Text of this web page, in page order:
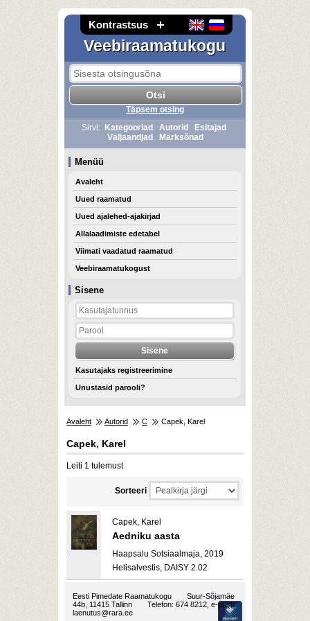
Kontrastsus
Veebiraamatukogu
Sisene
Kasutajaks registreerimine
Unustasid parooli?
Täpsem otsing
Sirvi:
Kategooriad Autorid
Esitajad
Väljaandjad
Märksõnad
Menüü
Avaleht
Uued raamatud
Uued ajalehed-ajakirjad
Allalaadimiste edetabel
Viimati vaadatud raamatud
Veebiraamatukogust
Avaleht Autorid C Capek, Karel
Capek, Karel
Leiti 1 tulemust
Sorteeri
Capek, Karel
Aedniku aasta
Haapsalu Sotsiaalmaja, 2019
Helisalvestis, DAISY 2.02
Eesti Pimedate Raamatukogu
Suur-Sõjamäe
44b, 11415 Tallinn
Telefon: 674 8212, e-post:
laenutus@rara.ee